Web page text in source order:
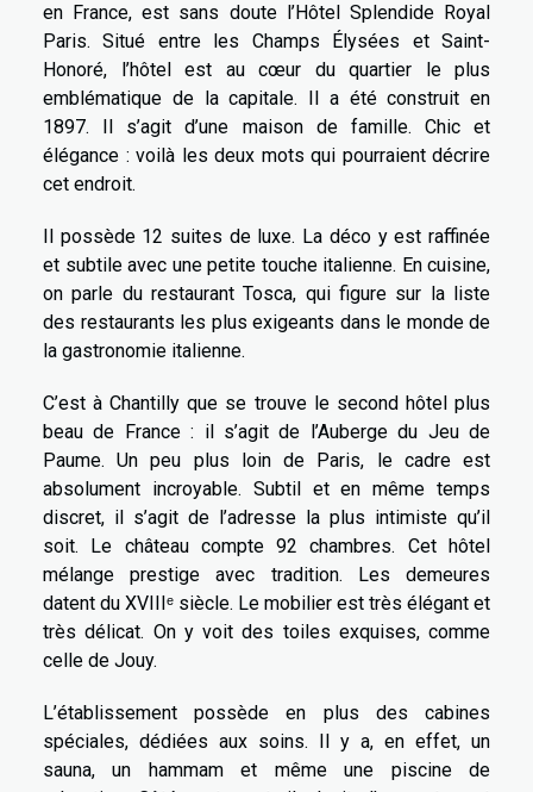
en France, est sans doute l’Hôtel Splendide Royal
Paris. Situé entre les Champs Élysées et Saint-
Honoré, l’hôtel est au cœur du quartier le plus
emblématique de la capitale. Il a été construit en
1897. Il s’agit d’une maison de famille. Chic et
élégance : voilà les deux mots qui pourraient décrire
cet endroit.
Il possède 12 suites de luxe. La déco y est raffinée
et subtile avec une petite touche italienne. En cuisine,
on parle du restaurant Tosca, qui figure sur la liste
des restaurants les plus exigeants dans le monde de
la gastronomie italienne.
C’est à Chantilly que se trouve le second hôtel plus
beau de France : il s’agit de l’Auberge du Jeu de
Paume. Un peu plus loin de Paris, le cadre est
absolument incroyable. Subtil et en même temps
discret, il s’agit de l’adresse la plus intimiste qu’il
soit. Le château compte 92 chambres. Cet hôtel
mélange prestige avec tradition. Les demeures
datent du XVIIIᵉ siècle. Le mobilier est très élégant et
très délicat. On y voit des toiles exquises, comme
celle de Jouy.
L’établissement possède en plus des cabines
spéciales, dédiées aux soins. Il y a, en effet, un
sauna, un hammam et même une piscine de